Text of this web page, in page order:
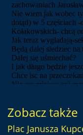
Zobacz także
Plac Janusza